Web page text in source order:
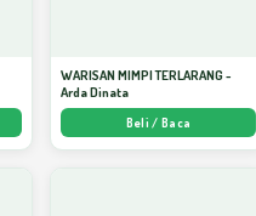
WARISAN MIMPI TERLARANG -
Arda Dinata
Beli / Baca